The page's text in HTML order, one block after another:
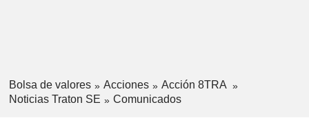
Bolsa de valores Acciones
Acción 8TRA
Noticias Traton SE
Comunicados